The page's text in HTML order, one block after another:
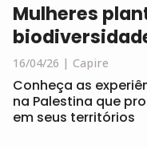
Mulheres
16/04/26 Capire
Conheça as
na Palestina que
em seus territórios